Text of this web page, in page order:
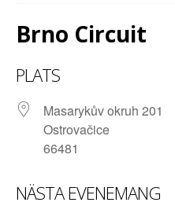
Brno Circuit
PLATS
Masarykův okruh 201
Ostrovačice
66481
NÄSTA EVENEMANG